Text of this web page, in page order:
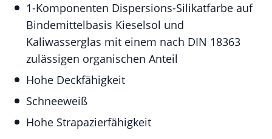
1-Komponenten Dispersions-Silikatfarbe auf
Bindemittelbasis Kieselsol und
Kaliwasserglas mit einem nach DIN 18363
zulässigen organischen Anteil
Hohe Deckfähigkeit
Schneeweiß
Hohe Strapazierfähigkeit